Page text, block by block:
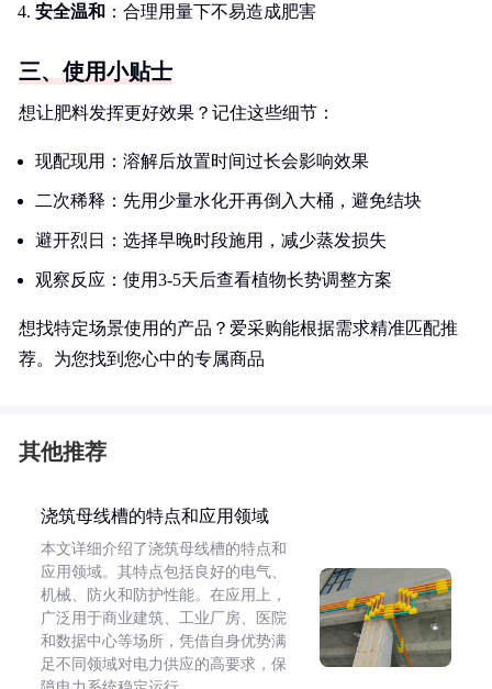
安全温和 ：合理用量下不易造成肥害
三、使用小贴士
想让肥料发挥更好效果？记住这些细节：
现配现用：溶解后放置时间过长会影响效果
二次稀释：先用少量水化开再倒入大桶，避免结块
避开烈日：选择早晚时段施用，减少蒸发损失
观察反应：使用3-5天后查看植物长势调整方案
想找特定场景使用的产品？爱采购能根据需求精准匹配推
荐。为您找到您心中的专属商品
其他推荐
浇筑母线槽的特点和应用领域
本文详细介绍了浇筑母线槽的特点和
应用领域。其特点包括良好的电气、
机械、防火和防护性能。在应用上，
广泛用于商业建筑、工业厂房、医院
和数据中心等场所，凭借自身优势满
足不同领域对电力供应的高要求，保